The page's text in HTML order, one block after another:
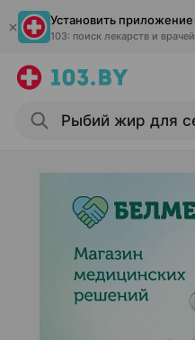
Установить приложение
103: поиск лекарств и врачей